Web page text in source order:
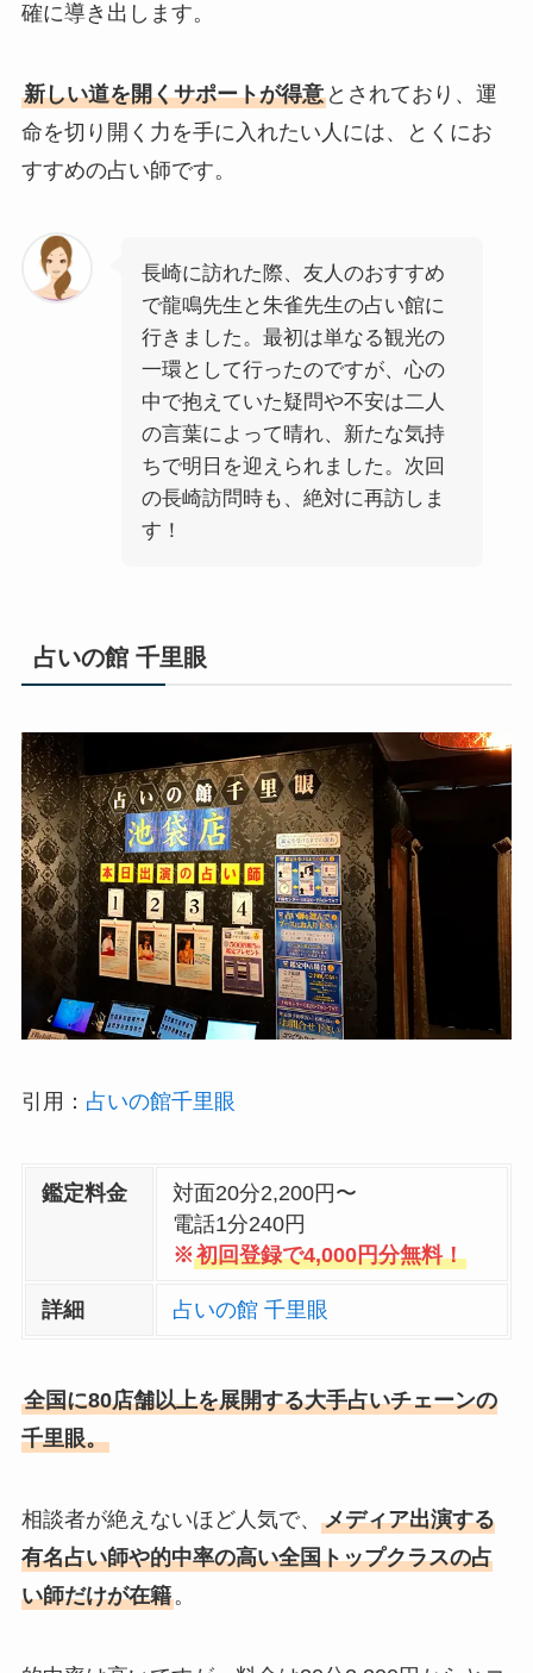
確に導き出します。
新しい道を開くサポートが得意とされており、運
命を切り開く力を手に入れたい人には、とくにお
すすめの占い師です。
長崎に訪れた際、友人のおすすめ
で龍鳴先生と朱雀先生の占い館に
行きました。最初は単なる観光の
一環として行ったのですが、心の
中で抱えていた疑問や不安は二人
の言葉によって晴れ、新たな気持
ちで明日を迎えられました。次回
の長崎訪問時も、絶対に再訪しま
す！
占いの館 千里眼
引用： 占いの館千里眼
鑑定料金
対面20分2,200円〜
電話1分240円
※初回登録で4,000円分無料！
詳細 占いの館 千里眼
全国に80店舗以上を展開する大手占いチェーンの
千里眼。
相談者が絶えないほど人気で、 メディア出演する
有名占い師や的中率の高い全国トップクラスの占
い師だけが在籍。